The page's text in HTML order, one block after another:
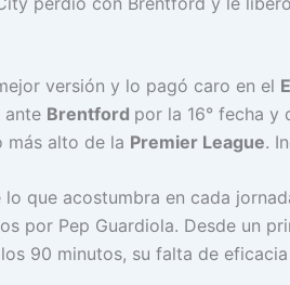
versión y lo pagó caro en el
ante Brentford por la 16° fecha y
más alto de la Premier League.
que acostumbra en cada
por Pep Guardiola. Desde un
90 minutos, su falta de